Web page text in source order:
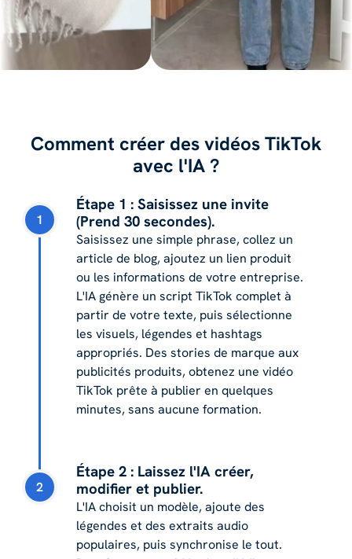
Comment créer des vidéos TikTok
avec l'IA ?
1
Étape 1 : Saisissez une invite
(Prend 30 secondes).
Saisissez une simple phrase, collez un
article de blog, ajoutez un lien produit
ou les informations de votre entreprise.
L'IA génère un script TikTok complet à
partir de votre texte, puis sélectionne
les visuels, légendes et hashtags
appropriés. Des stories de marque aux
publicités produits, obtenez une vidéo
TikTok prête à publier en quelques
minutes, sans aucune formation.
2
Étape 2 : Laissez l'IA créer,
modifier et publier.
L'IA choisit un modèle, ajoute des
légendes et des extraits audio
populaires, puis synchronise le tout.